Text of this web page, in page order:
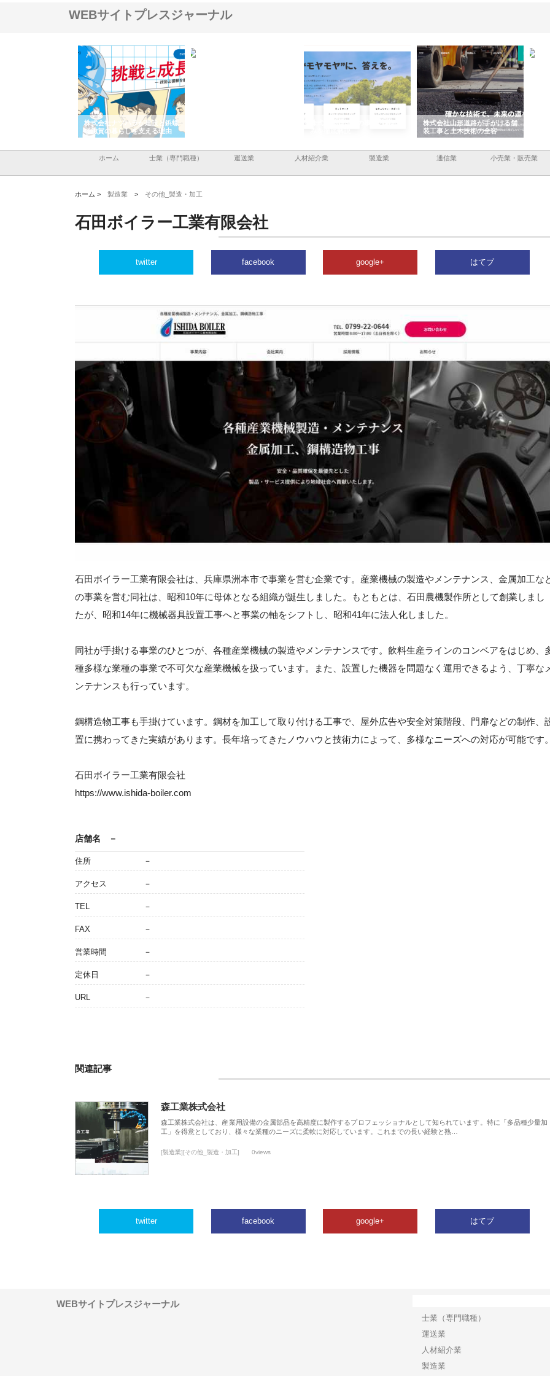
WEBサイトプレスジャーナル
株式会社ナツハラが建設と鋲螺
で滋賀の暮らしを支える理由
株式会社ＣＳＡの事業内容と強
株式会社山形道路が手がける舗
装工事と土木技術の全容
ホーム 士業（専門職種） 運送業 人材紹介業 製造業 通信業 小売業・販売業
ホーム > 製造業 > その他_製造・加工
石田ボイラー工業有限会社
twitter facebook google+ はてブ
石田ボイラー工業有限会社は、兵庫県洲本市で事業を営む企業です。産業機械の製造やメンテナンス、金属加工な
の事業を営む同社は、昭和10年に母体となる組織が誕生しました。もともとは、石田農機製作所として創業しまし
たが、昭和14年に機械器具設置工事へと事業の軸をシフトし、昭和41年に法人化しました。
同社が手掛ける事業のひとつが、各種産業機械の製造やメンテナンスです。飲料生産ラインのコンベアをはじめ、
種多様な業種の事業で不可欠な産業機械を扱っています。また、設置した機器を問題なく運用できるよう、丁寧な
ンテナンスも行っています。
鋼構造物工事も手掛けています。鋼材を加工して取り付ける工事で、屋外広告や安全対策階段、門扉などの制作、
置に携わってきた実績があります。長年培ってきたノウハウと技術力によって、多様なニーズへの対応が可能です。
石田ボイラー工業有限会社
https://www.ishida-boiler.com
店舗名 －
住所 －
アクセス －
TEL －
FAX －
営業時間 －
定休日 －
URL －
関連記事
森工業株式会社
森工業株式会社は、産業用設備の金属部品を高精度に製作するプロフェッショナルとして知られています。特に「多品種少量加
工」を得意としており、様々な業種のニーズに柔軟に対応しています。これまでの長い経験と熟…
[製造業][その他_製造・加工] 0views
twitter facebook google+ はてブ
WEBサイトプレスジャーナル
士業（専門職種）
運送業
人材紹介業
製造業